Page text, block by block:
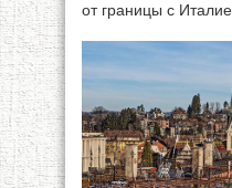
от границы с